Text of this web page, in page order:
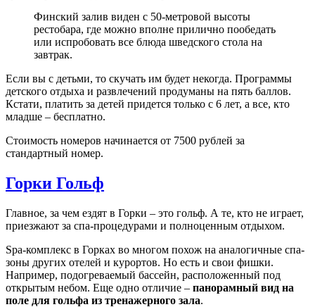
Финский залив виден с 50-метровой высоты
рестобара, где можно вполне прилично пообедать
или испробовать все блюда шведского стола на
завтрак.
Если вы с детьми, то скучать им будет некогда. Программы
детского отдыха и развлечений продуманы на пять баллов.
Кстати, платить за детей придется только с 6 лет, а все, кто
младше – бесплатно.
Стоимость номеров начинается от 7500 рублей за
стандартный номер.
Горки Гольф
Главное, за чем ездят в Горки – это гольф. А те, кто не играет,
приезжают за спа-процедурами и полноценным отдыхом.
Spa-комплекс в Горках во многом похож на аналогичные спа-
зоны других отелей и курортов. Но есть и свои фишки.
Например, подогреваемый бассейн, расположенный под
открытым небом. Еще одно отличие – панорамный вид на
поле для гольфа из тренажерного зала.